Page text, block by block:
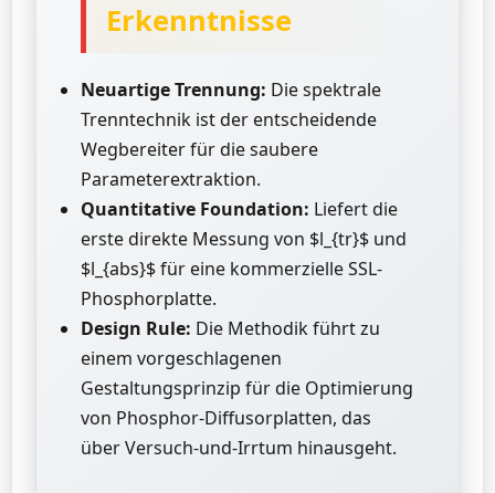
Erkenntnisse
Neuartige Trennung: Die spektrale
Trenntechnik ist der entscheidende
Wegbereiter für die saubere
Parameterextraktion.
Quantitative Foundation: Liefert die
erste direkte Messung von $l_{tr}$ und
$l_{abs}$ für eine kommerzielle SSL-
Phosphorplatte.
Design Rule: Die Methodik führt zu
einem vorgeschlagenen
Gestaltungsprinzip für die Optimierung
von Phosphor-Diffusorplatten, das
über Versuch-und-Irrtum hinausgeht.